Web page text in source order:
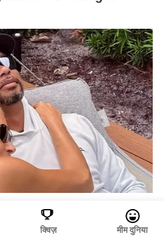
क्विज़ मीम दुनिया